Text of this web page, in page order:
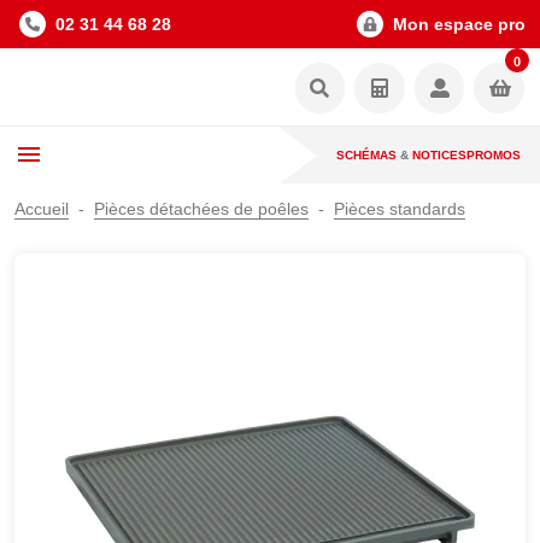
02 31 44 68 28 Mon espace pro
0
SCHÉMAS & NOTICESPROMOS
Accueil Pièces détachées de poêles Pièces standards